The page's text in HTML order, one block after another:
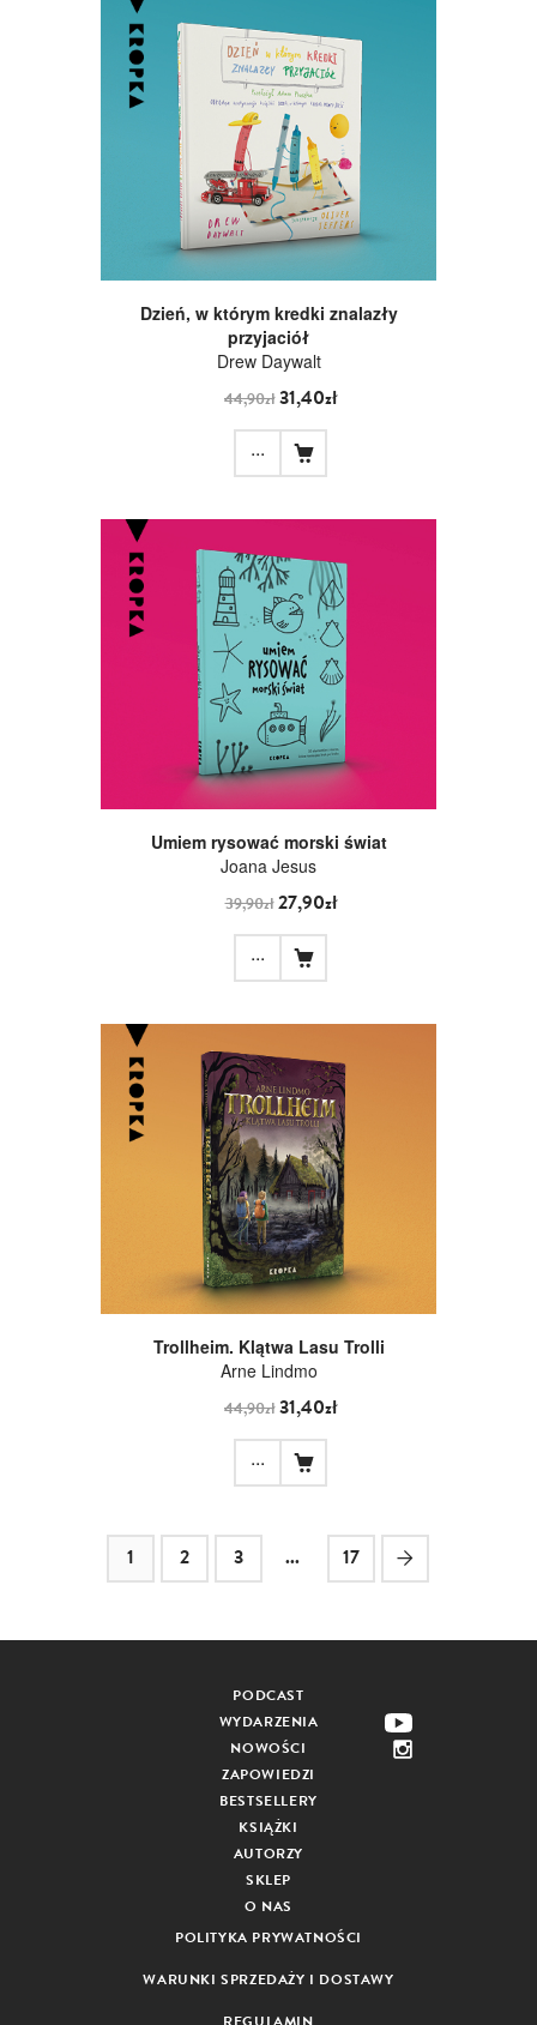
Dzień, w którym kredki znalazły
przyjaciół
Drew Daywalt
44,90zł31,40zł
...
Umiem rysować morski świat
Joana Jesus
39,90zł27,90zł
...
Trollheim. Klątwa Lasu Trolli
Arne Lindmo
44,90zł31,40zł
...
1 2 3 ... 17
PODCAST
WYDARZENIA
NOWOŚCI
ZAPOWIEDZI
BESTSELLERY
KSIĄŻKI
AUTORZY
SKLEP
O NAS
POLITYKA PRYWATNOŚCI
WARUNKI SPRZEDAŻY I DOSTAWY